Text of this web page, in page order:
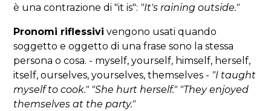
è una contrazione di "it is": "It's raining outside."
Pronomi riflessivi vengono usati quando
soggetto e oggetto di una frase sono la stessa
persona o cosa. - myself, yourself, himself, herself,
itself, ourselves, yourselves, themselves - "I taught
myself to cook." "She hurt herself." "They enjoyed
themselves at the party."